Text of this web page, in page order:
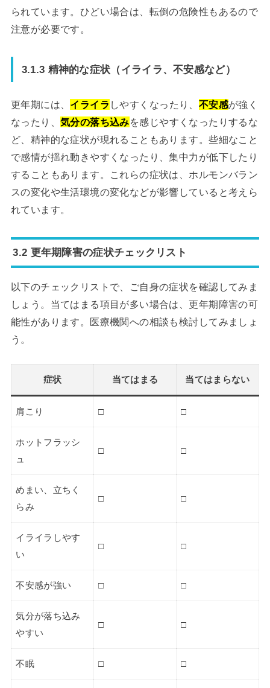
られています。ひどい場合は、転倒の危険性もあるので
注意が必要です。
3.1.3 精神的な症状（イライラ、不安感など）
更年期には、 イライラ しやすくなったり、 不安感が強く
なったり、 気分の落ち込みを感じやすくなったりするな
ど、精神的な症状が現れることもあります。些細なこと
で感情が揺れ動きやすくなったり、集中力が低下したり
することもあります。これらの症状は、ホルモンバラン
スの変化や生活環境の変化などが影響していると考えら
れています。
3.2 更年期障害の症状チェックリスト
以下のチェックリストで、ご自身の症状を確認してみま
しょう。当てはまる項目が多い場合は、更年期障害の可
能性があります。医療機関への相談も検討してみましょ
う。
症状 当てはまる 当てはまらない
肩こり □ □
ホットフラッシ
ュ
□ □
めまい、立ちく
らみ
□ □
イライラしやす
い
□ □
不安感が強い □ □
気分が落ち込み
やすい
□ □
不眠 □ □